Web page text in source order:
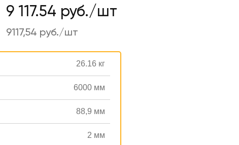
9 117.54 руб./шт
9117,54 руб./шт
26.16 кг
6000 мм
88,9 мм
2 мм